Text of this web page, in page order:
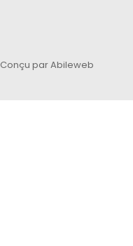
Conçu par Abileweb